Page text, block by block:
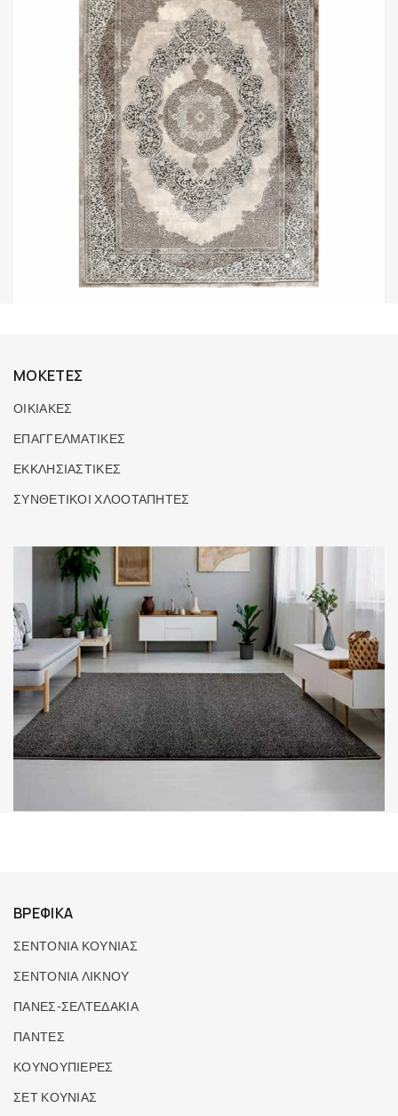
ΜΟΚΕΤΕΣ
ΟΙΚΙΑΚΕΣ
ΕΠΑΓΓΕΛΜΑΤΙΚΕΣ
ΕΚΚΛΗΣΙΑΣΤΙΚΕΣ
ΣΥΝΘΕΤΙΚΟΙ ΧΛΟΟΤΑΠΗΤΕΣ
ΒΡΕΦΙΚΑ
ΣΕΝΤΟΝΙΑ ΚΟΥΝΙΑΣ
ΣΕΝΤΟΝΙΑ ΛΙΚΝΟΥ
ΠΑΝΕΣ-ΣΕΛΤΕΔΑΚΙΑ
ΠΑΝΤΕΣ
ΚΟΥΝΟΥΠΙΕΡΕΣ
ΣΕΤ ΚΟΥΝΙΑΣ